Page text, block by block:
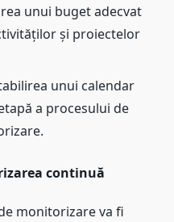
unui buget adecvat
și proiectelor
unui calendar
a procesului de
continuă
monitorizare va fi